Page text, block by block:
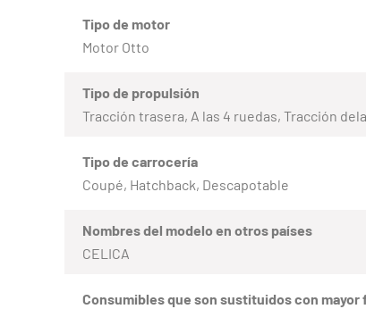
Tipo de motor
Motor Otto
Tipo de propulsión
Tracción trasera, A las 4 ruedas, Tracción
Tipo de carrocería
Coupé, Hatchback, Descapotable
Nombres del modelo en otros países
CELICA
Consumibles que son sustituidos con